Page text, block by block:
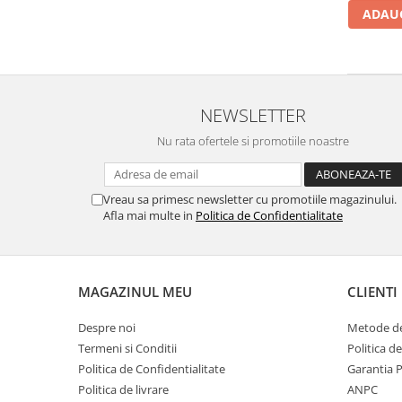
NEWSLETTER
Nu rata ofertele si promotiile noastre
Vreau sa primesc newsletter cu promotiile magazinului.
Afla mai multe in Politica de Confidentialitate
MAGAZINUL MEU
Despre noi
Termeni si Conditii
Politica de Confidentialitate
Politica de livrare
CLIENTI
Metode
Politica
Garantia
ANPC